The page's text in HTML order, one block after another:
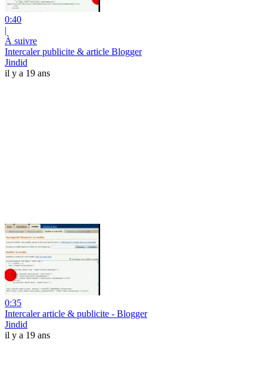
0:40
|
À suivre
Intercaler publicite & article Blogger
Jindid
il y a 19 ans
0:35
Intercaler article & publicite - Blogger
Jindid
il y a 19 ans